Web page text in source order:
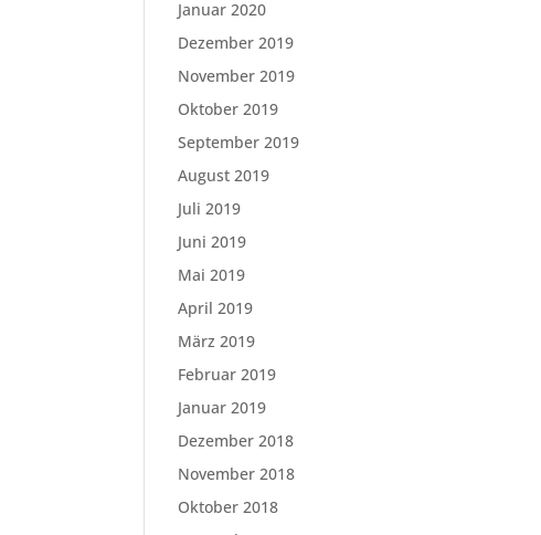
Januar 2020
Dezember 2019
November 2019
Oktober 2019
September 2019
August 2019
Juli 2019
Juni 2019
Mai 2019
April 2019
März 2019
Februar 2019
Januar 2019
Dezember 2018
November 2018
Oktober 2018